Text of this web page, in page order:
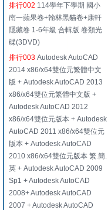
排行002 114學年下學期 國小
南一蘋果卷+翰林黑貓卷+康軒
隱藏卷 1-6年級 合輯版 卷類光
碟(3DVD)
排行003 Autodesk AutoCAD
2014 x86/x64雙位元繁體中文
版 + Autodesk AutoCAD 2013
x86/x64雙位元繁體中文版 +
Autodesk AutoCAD 2012
x86/x64雙位元版本 + Autodesk
AutoCAD 2011 x86/x64雙位元
版本 + Autodesk AutoCAD
2010 x86/x64雙位元版本 繁.簡.
英 + Autodesk AutoCAD 2009
Sp1 + Autodesk AutoCAD
2008+ Autodesk AutoCAD
2007 + Autodesk AutoCAD